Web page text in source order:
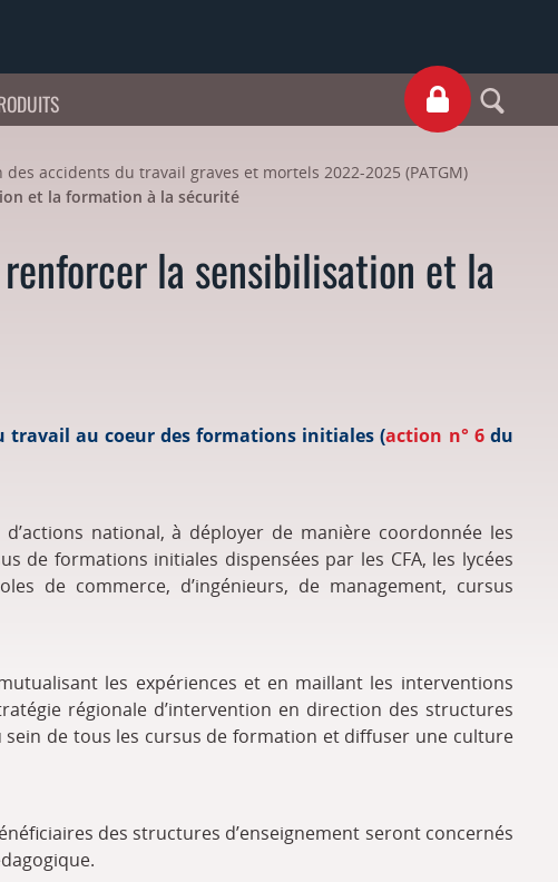
accidents du travail graves et mortels 2022-2025 (PATGM)
et la formation à la sécurité
la sensibilisation et la
travail au coeur des formations initiales(action n° 6du
national, à déployer de manière coordonnée les
de formations initiales dispensées par les CFA, les lycées
de commerce, d’ingénieurs, de management, cursus
les expériences et en maillant les interventions
régionale d’intervention en direction des structures
de tous les cursus de formation et diffuser une culture
des structures d’enseignement seront concernés